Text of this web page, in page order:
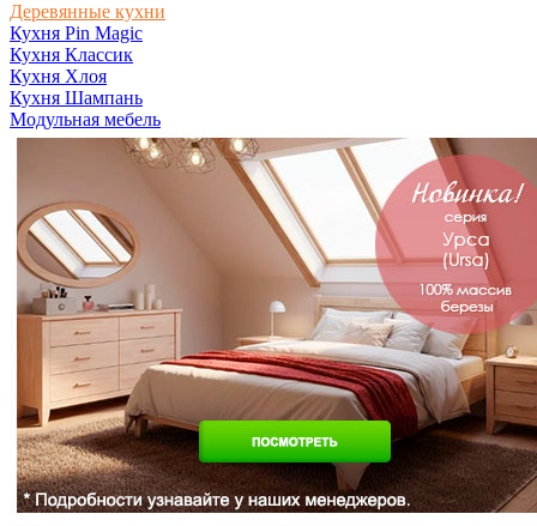
Деревянные кухни
Кухня Pin Magic
Кухня Классик
Кухня Хлоя
Кухня Шампань
Модульная мебель